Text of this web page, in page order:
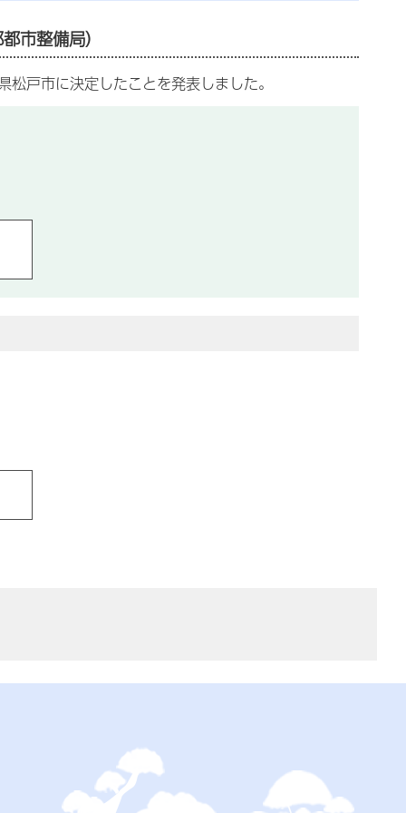
市整備局）
戸市に決定したことを発表しました。